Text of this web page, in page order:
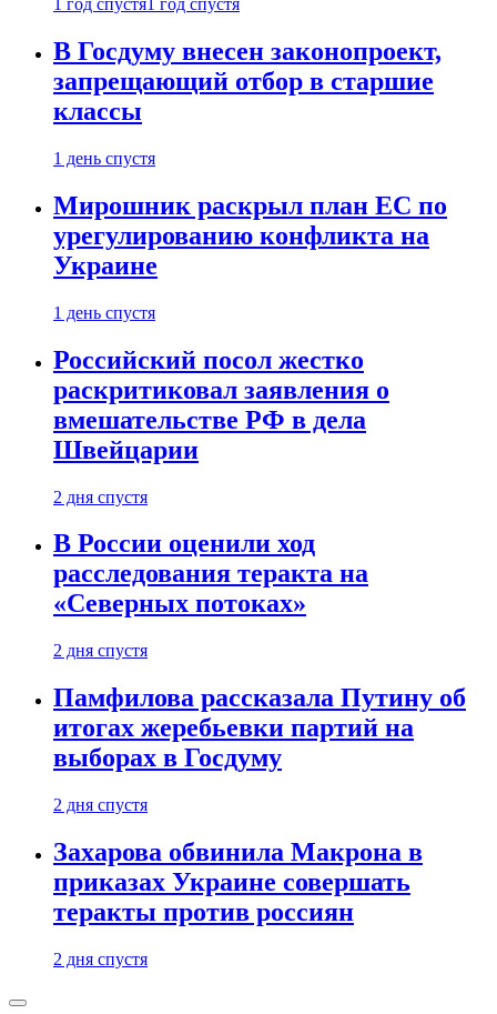
1 год спустя 1 год спустя
В Госдуму внесен законопроект,
запрещающий отбор в старшие
классы
1 день спустя
Мирошник раскрыл план ЕС по
урегулированию конфликта на
Украине
1 день спустя
Российский посол жестко
раскритиковал заявления о
вмешательстве РФ в дела
Швейцарии
2 дня спустя
В России оценили ход
расследования теракта на
«Северных потоках»
2 дня спустя
Памфилова рассказала Путину об
итогах жеребьевки партий на
выборах в Госдуму
2 дня спустя
Захарова обвинила Макрона в
приказах Украине совершать
теракты против россиян
2 дня спустя